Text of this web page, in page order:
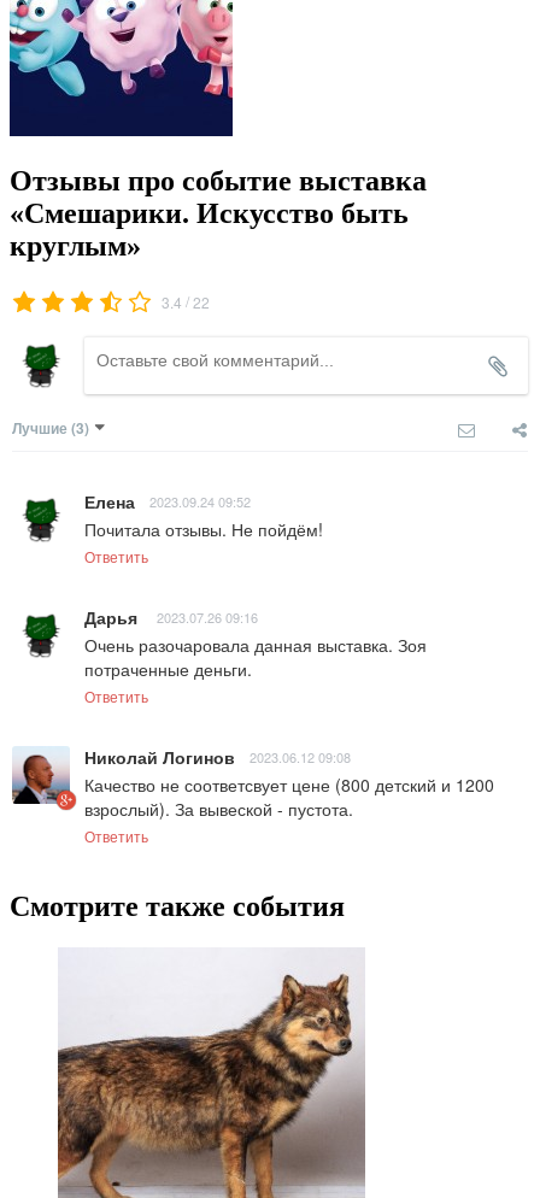
Отзывы про событие выставка
«Смешарики. Искусство быть
круглым»
3.4 /22
Лучшие (3)
Елена 2023.09.24 09:52
Почитала отзывы. Не пойдём!
Ответить
Дарья 2023.07.26 09:16
Очень разочаровала данная выставка. Зоя
потраченные деньги.
Ответить
Николай Логинов 2023.06.12 09:08
Качество не соответсвует цене (800 детский и 1200
взрослый). За вывеской - пустота.
Ответить
Смотрите также события